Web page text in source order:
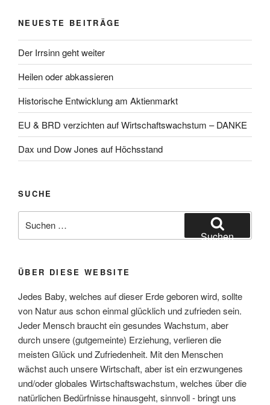
NEUESTE BEITRÄGE
Der Irrsinn geht weiter
Heilen oder abkassieren
Historische Entwicklung am Aktienmarkt
EU & BRD verzichten auf Wirtschaftswachstum – DANKE
Dax und Dow Jones auf Höchsstand
SUCHE
nach:
Suchen
ÜBER DIESE WEBSITE
Jedes Baby, welches auf dieser Erde geboren wird, sollte
von Natur aus schon einmal glücklich und zufrieden sein.
Jeder Mensch braucht ein gesundes Wachstum, aber
durch unsere (gutgemeinte) Erziehung, verlieren die
meisten Glück und Zufriedenheit. Mit den Menschen
wächst auch unsere Wirtschaft, aber ist ein erzwungenes
und/oder globales Wirtschaftswachstum, welches über die
natürlichen Bedürfnisse hinausgeht, sinnvoll - bringt uns